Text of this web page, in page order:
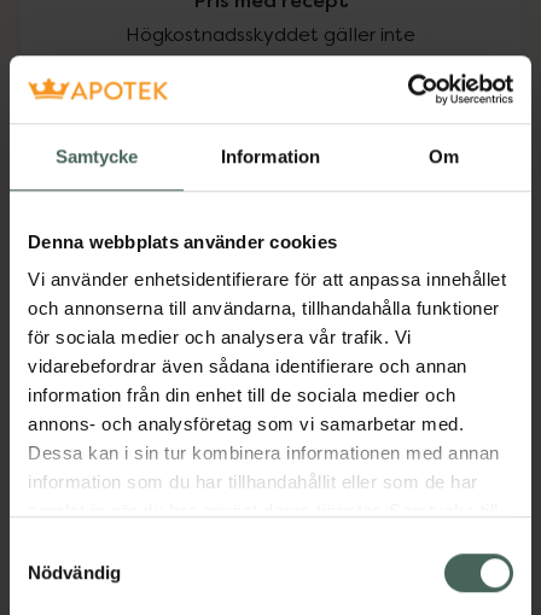
Samtycke Information Om
Denna webbplats använder cookies
Vi använder enhetsidentifierare för att anpassa innehållet
och annonserna till användarna, tillhandahålla funktioner
för sociala medier och analysera vår trafik. Vi
vidarebefordrar även sådana identifierare och annan
information från din enhet till de sociala medier och
annons- och analysföretag som vi samarbetar med.
Dessa kan i sin tur kombinera informationen med annan
information som du har tillhandahållit eller som de har
återkalla ditt samtycke via webbplatsens
cookieinställningar. Ett återkallat samtycke påverkar inte
Nödvändig
Högkostnadsskyddet gäller inte
154,96 kr
I apotek: 154,96 kr
Aktuella erbjudanden
Beskrivning Dölj
EAN: 04042668307042